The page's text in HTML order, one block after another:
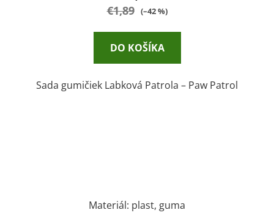
€1,89 (–42 %)
DO KOŠÍKA
Sada gumičiek Labková Patrola – Paw Patrol
Materiál: plast, guma